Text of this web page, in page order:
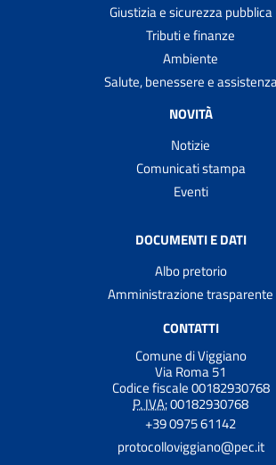
Giustizia e sicurezza pubblica
Tributi e finanze
Ambiente
Salute, benessere e
NOVITÀ
Notizie
Comunicati stampa
Eventi
DOCUMENTI E DATI
Albo pretorio
Amministrazione trasparente
CONTATTI
Comune di Viggiano
Via Roma 51
Codice fiscale 00182930768
P. IVA:00182930768
+39 0975 61142
protocolloviggiano@pec.it